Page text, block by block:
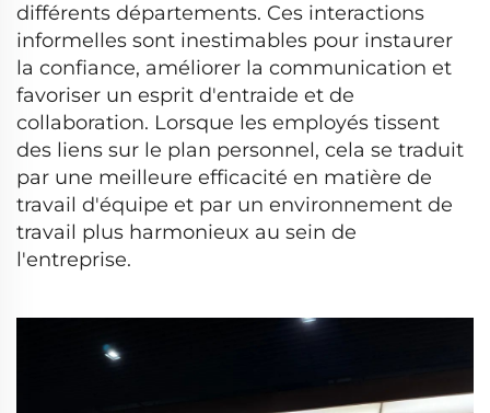
différents départements. Ces interactions
informelles sont inestimables pour instaurer
la confiance, améliorer la communication et
favoriser un esprit d'entraide et de
collaboration. Lorsque les employés tissent
des liens sur le plan personnel, cela se traduit
par une meilleure efficacité en matière de
travail d'équipe et par un environnement de
travail plus harmonieux au sein de
l'entreprise.